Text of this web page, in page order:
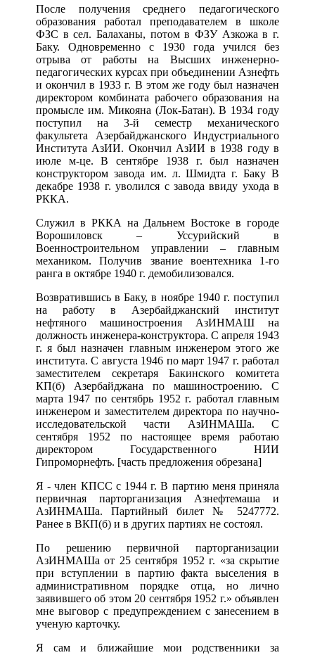
После получения среднего педагогического
образования работал преподавателем в школе
ФЗС в сел. Балаханы, потом в ФЗУ Азкожа в г.
Баку. Одновременно с 1930 года учился без
отрыва от работы на Высших инженерно-
педагогических курсах при объединении Азнефть
и окончил в 1933 г. В этом же году был назначен
директором комбината рабочего образования на
промысле им. Микояна (Лок-Батан). В 1934 году
поступил на 3-й семестр механического
факультета Азербайджанского Индустриального
Института АзИИ. Окончил АзИИ в 1938 году в
июле м-це. В сентябре 1938 г. был назначен
конструктором завода им. л. Шмидта г. Баку В
декабре 1938 г. уволился с завода ввиду ухода в
РККА.
Служил в РККА на Дальнем Востоке в городе
Ворошиловск – Уссурийский в
Военностроительном управлении – главным
механиком. Получив звание воентехника 1-го
ранга в октябре 1940 г. демобилизовался.
Возвратившись в Баку, в ноябре 1940 г. поступил
на работу в Азербайджанский институт
нефтяного машиностроения АзИНМАШ на
должность инженера-конструктора. С апреля 1943
г. я был назначен главным инженером этого же
института. С августа 1946 по март 1947 г. работал
заместителем секретаря Бакинского комитета
КП(б) Азербайджана по машиностроению. С
марта 1947 по сентябрь 1952 г. работал главным
инженером и заместителем директора по научно-
исследовательской части АзИНМАШа. С
сентября 1952 по настоящее время работаю
директором Государственного НИИ
Гипроморнефть. [часть предложения обрезана]
Я - член КПСС с 1944 г. В партию меня приняла
первичная парторганизация Азнефтемаша и
АзИНМАШа. Партийный билет № 5247772.
Ранее в ВКП(б) и в других партиях не состоял.
По решению первичной парторганизации
АзИНМАШа от 25 сентября 1952 г. «за скрытие
при вступлении в партию факта выселения в
административном порядке отца, но лично
заявившего об этом 20 сентября 1952 г.» объявлен
мне выговор с предупреждением с занесением в
ученую карточку.
Я сам и ближайшие мои родственники за